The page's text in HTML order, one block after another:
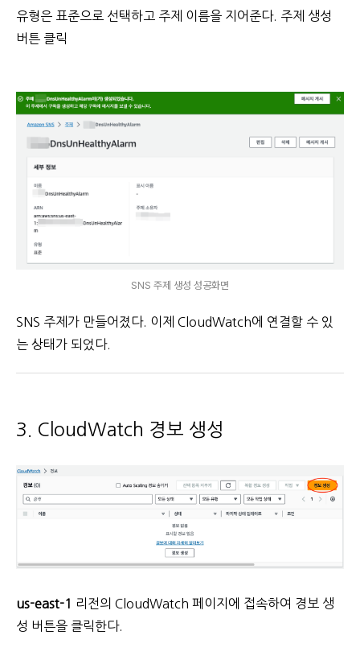
유형은 표준으로 선택하고 주제 이름을 지어준다. 주제 생성
버튼 클릭
SNS 주제 생성 성공화면
SNS 주제가 만들어졌다. 이제 CloudWatch에 연결할 수 있
는 상태가 되었다.
3. CloudWatch 경보 생성
us-east-1 리전의 CloudWatch 페이지에 접속하여 경보 생
성 버튼을 클릭한다.